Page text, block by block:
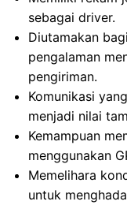
sebagai driver.
Diutamakan
pengalaman
pengiriman.
Komunikasi
menjadi nilai
Kemampuan
menggunakan
Memelihara
untuk